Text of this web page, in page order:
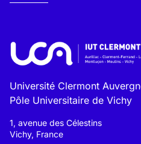
Université Clermont
Pôle Universitaire de Vichy
1, avenue des Célestins
Vichy, France